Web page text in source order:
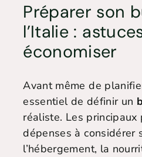
Préparer son
l’Italie :
économiser
Avant même de
essentiel de définir un
réaliste. Les principaux
dépenses à considérer
l’hébergement, la